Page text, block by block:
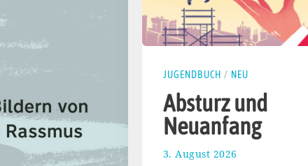
JUGENDBUCH / NEU
Absturz und
Neuanfang
3. August 2026